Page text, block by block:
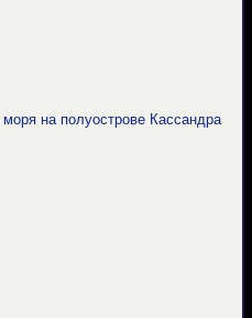
на полуострове Кассандра